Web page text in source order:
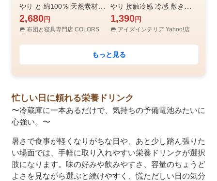
やり と 綿100％ 天然素材 リ
バーシブル 100×200cm 冷
感 冷感敷きパッド 抗菌防臭
2,680円
布団と寝具専門店 COLORS
やり 接触冷感 冷感 敷きパッ
ト ベッドパッド ベッドパッ
ト 冷感敷きパッド 冷感シー
1,390円
アイズインテリア Yahoo!店
もっと見る
忙しい日に頼れる栄養ドリンク
〜冷蔵庫に一本あるだけで、気持ちの予備電池みたいに
心強い。〜
暑さで食事が軽くなりがちな日や、あと少し踏ん張りた
い場面では、手軽に取り入れやすい栄養ドリンクが選択
肢になります。味の好みや飲みやすさ、容量のちょうど
よさを見ながら選ぶと続けやすく、慌ただしい日の気分